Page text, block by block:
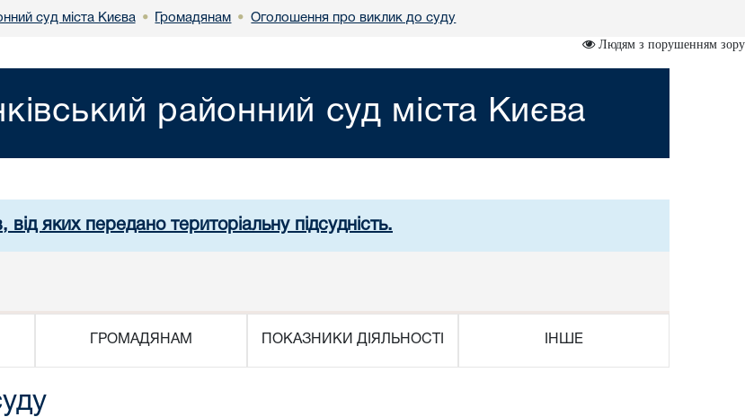
суд міста Києва • Громадянам • Оголошення про виклик до суду
Людям з порушенням зору
районний суд міста Києва
від яких передано територіальну підсудність.
ГРОМАДЯНАМ ПОКАЗНИКИ ДІЯЛЬНОСТІ ІНШЕ